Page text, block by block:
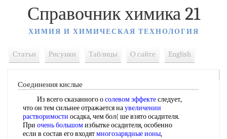
Справочник химика 21
ХИМИЯ И ХИМИЧЕСКАЯ ТЕХНОЛОГИЯ
Статьи Рисунки Таблицы О сайте English
Соединения кислые
Из всего сказанного осолевом эффектеследует,
что он тем сильнее отражается наувеличении
растворимости осадка, чем бол( ше взято осадителя.
При очень большомизбытке осадителя, особенно
если в состав его входятмногозарядные ионы,